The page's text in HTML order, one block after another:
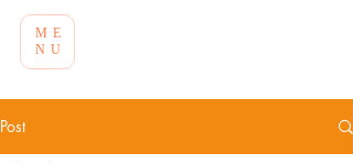
ME
NU
Post